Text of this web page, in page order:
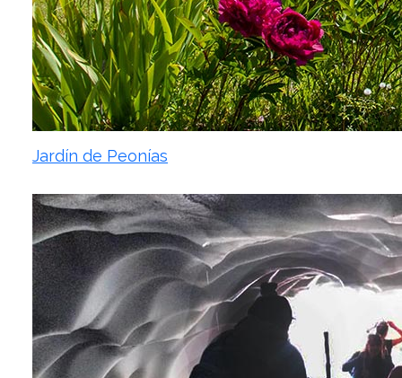
Jardín de Peonías